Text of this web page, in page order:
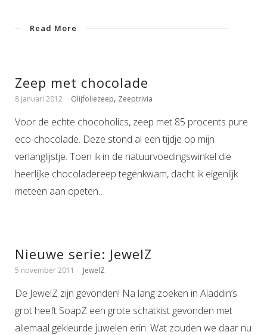
Read More
Zeep met chocolade
8 januari 2012 Olijfoliezeep, Zeeptrivia
Voor de echte chocoholics, zeep met 85 procents pure
eco-chocolade. Deze stond al een tijdje op mijn
verlanglijstje. Toen ik in de natuurvoedingswinkel die
heerlijke chocoladereep tegenkwam, dacht ik eigenlijk
meteen aan opeten…
Nieuwe serie: JewelZ
5 november 2011 JewelZ
De JewelZ zijn gevonden! Na lang zoeken in Aladdin’s
grot heeft SoapZ een grote schatkist gevonden met
allemaal gekleurde juwelen erin. Wat zouden we daar nu